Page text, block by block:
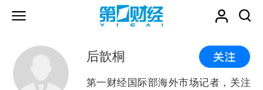
后歆桐
第一财经国际部海外市场记者，关注